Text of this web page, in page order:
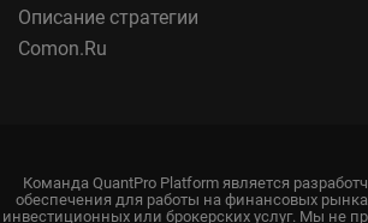
Описание стратегии
Comon.Ru
Команда QuantPro Platform является
обеспечения для работы на финансовых
инвестиционных или брокерских услуг. Мы не